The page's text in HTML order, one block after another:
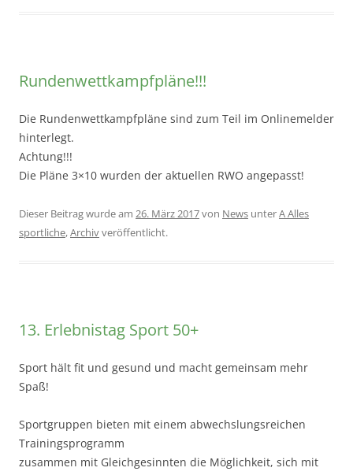
Rundenwettkampfpläne!!!
Die Rundenwettkampfpläne sind zum Teil im Onlinemelder
hinterlegt.
Achtung!!!
Die Pläne 3×10 wurden der aktuellen RWO angepasst!
Dieser Beitrag wurde am 26. März 2017von News unterA Alles
sportliche,Archivveröffentlicht.
13. Erlebnistag Sport 50+
Sport hält fit und gesund und macht gemeinsam mehr
Spaß!
Sportgruppen bieten mit einem abwechslungsreichen
Trainingsprogramm
zusammen mit Gleichgesinnten die Möglichkeit, sich mit